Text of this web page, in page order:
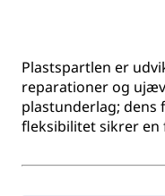
Plastspartlen er
reparationer og
plastunderlag;
fleksibilitet sikrer en